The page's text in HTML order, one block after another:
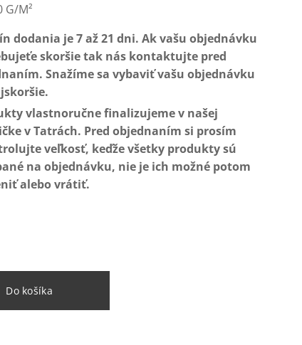
G/M²
dodania je 7 až 21 dni. Ak vašu objednávku
skoršie tak nás kontaktujte pred
Snažíme sa vybaviť vašu objednávku
vlastnoručne finalizujeme v našej
v Tatrách. Pred objednaním si prosím
veľkosť, keďže všetky produkty sú
na objednávku, nie je ich možné potom
alebo vrátiť.
Do košíka